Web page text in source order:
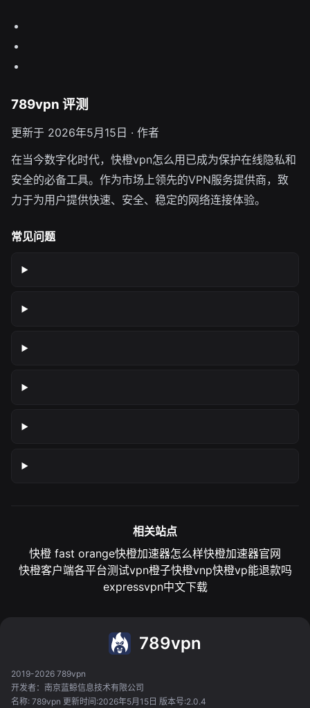
789vpn 评测
更新于 2026年5月15日 · 作者
在当今数字化时代，快橙vpn怎么用已成为保护在线隐私和
安全的必备工具。作为市场上领先的VPN服务提供商，致
力于为用户提供快速、安全、稳定的网络连接体验。
常见问题
相关站点
快橙 fast orange快橙加速器怎么样快橙加速器官网
快橙客户端各平台测试vpn橙子快橙vnp快橙vp能退款吗
expressvpn中文下载
789vpn
2019-2026 789vpn
开发者：南京蓝鲸信息技术有限公司
名称: 789vpn 更新时间:2026年5月15日 版本号:2.0.4